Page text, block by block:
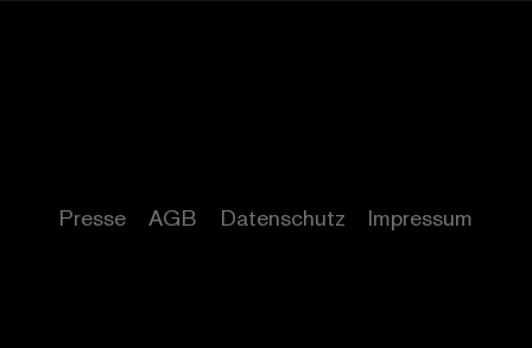
Presse AGB Datenschutz Impressum